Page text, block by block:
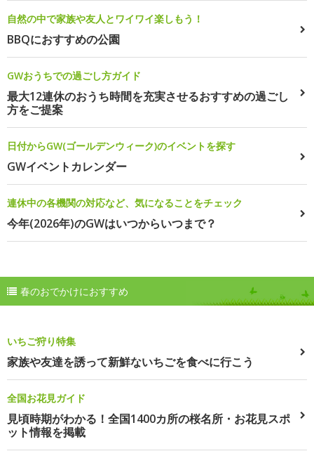
自然の中で家族や友人とワイワイ楽しもう！
BBQにおすすめの公園
GWおうちでの過ごし方ガイド
最大12連休のおうち時間を充実させるおすすめの過ごし
方をご提案
日付からGW(ゴールデンウィーク)のイベントを探す
GWイベントカレンダー
連休中の各機関の対応など、気になることをチェック
今年(2026年)のGWはいつからいつまで？
春のおでかけにおすすめ
いちご狩り特集
家族や友達を誘って新鮮ないちごを食べに行こう
全国お花見ガイド
見頃時期がわかる！全国1400カ所の桜名所・お花見スポ
ット情報を掲載